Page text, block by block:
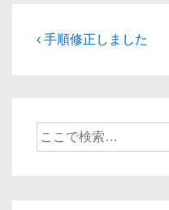
投
ビ
ゲ
前
‹ 手順修正しました
検
索